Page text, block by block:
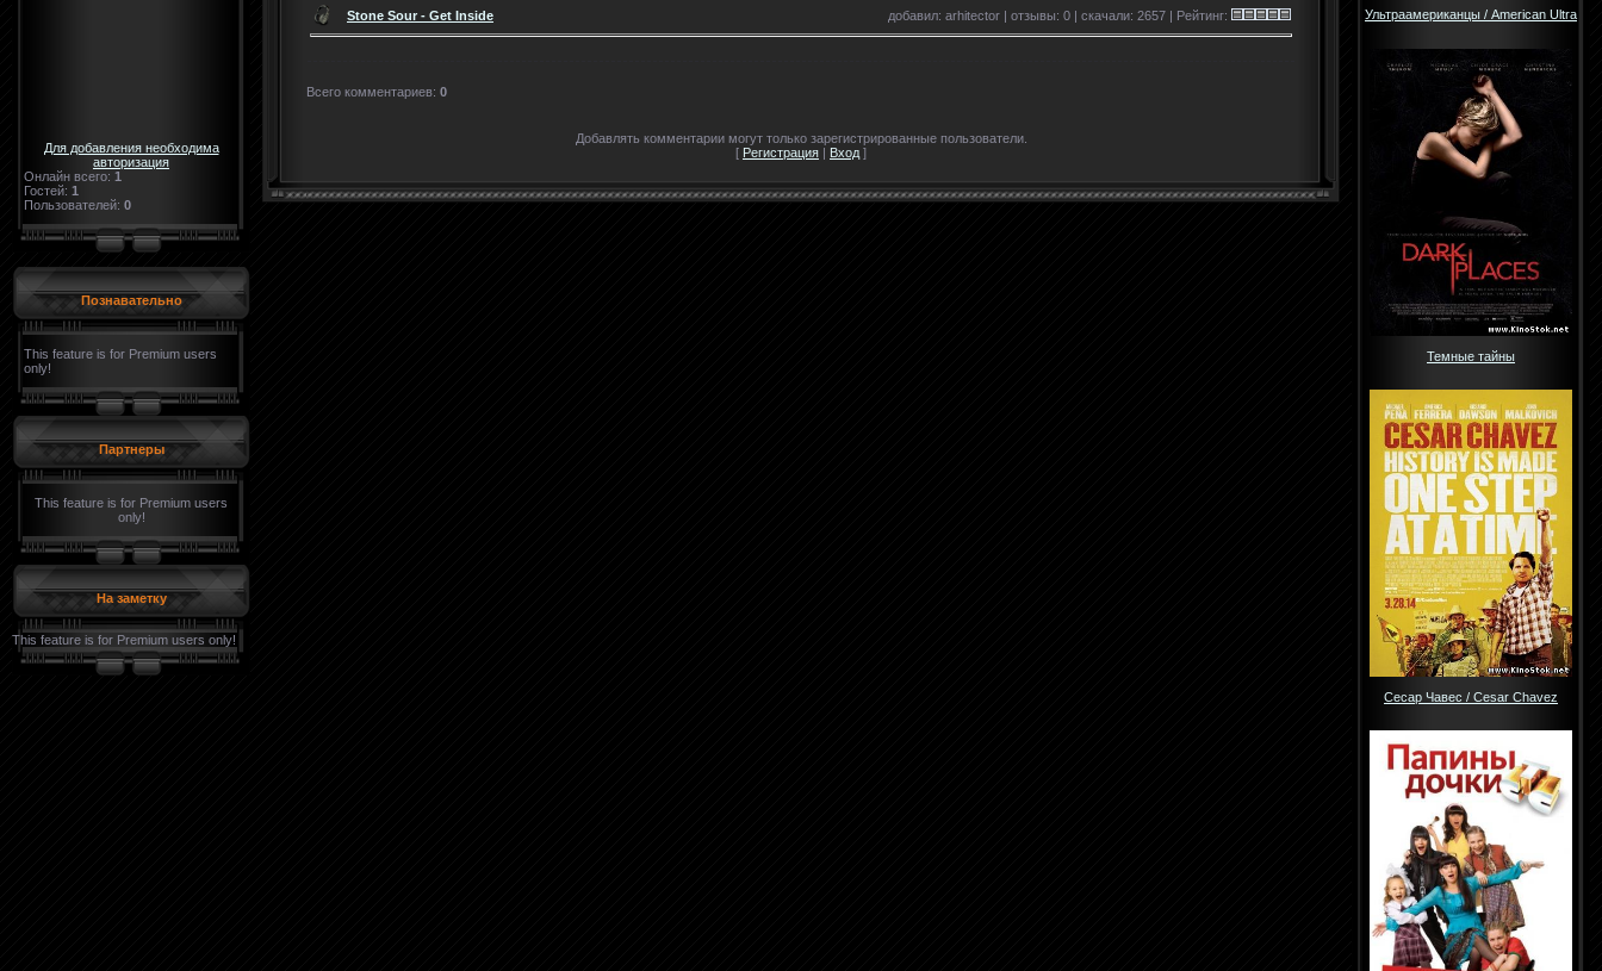
Для добавления необходима
авторизация
Онлайн всего: 1
Гостей: 1
Пользователей: 0
Познавательно
This feature is for Premium users
only!
Партнеры
This feature is for Premium users
only!
На заметку
This feature is for Premium users only!
Stone Sour - Get Inside добавил: arhitector | отзывы: 0 | скачали: 2657 | Рейтинг:
Всего комментариев: 0
Добавлять комментарии могут только зарегистрированные пользователи.
[ Регистрация | Вход ]
Ультраамериканцы / American Ultra
Темные тайны
Сесар Чавес / Cesar Chavez